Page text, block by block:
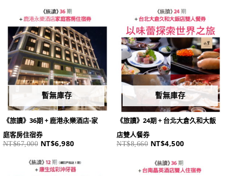
暫無庫存
《旅讀》36期 + 鹿港永樂酒店-家
庭客房住宿券
NT$67,000
始
價
格：
NT$67,000。
NT$6,980
價
格：
NT$6,980。
暫無庫存
《旅讀》24期 + 台北大倉久和大飯
店雙人餐券
NT$8,660
始
價
格：
NT$8,660。
NT$4,500
前
價
格：
NT$4,500。
始
價
前
價
始
價 價